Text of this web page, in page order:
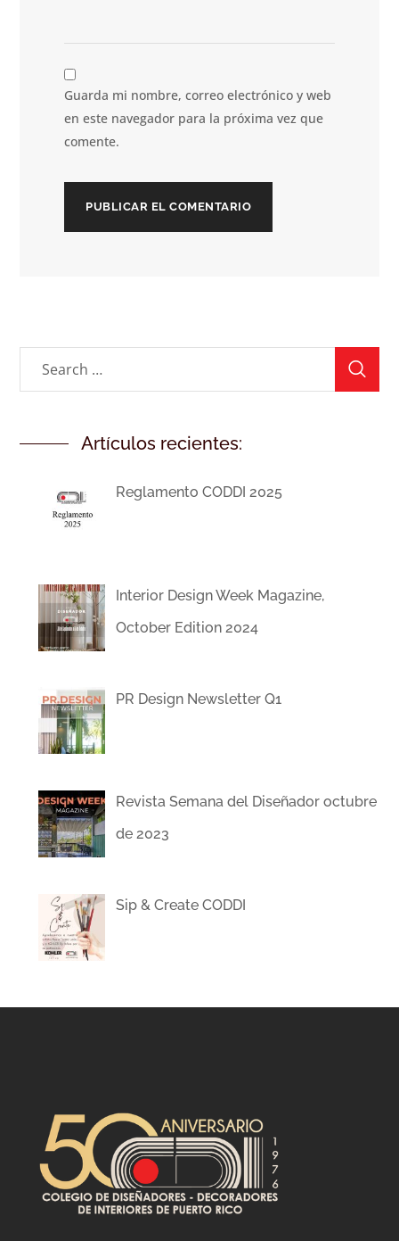
Guarda mi nombre, correo electrónico y web
en este navegador para la próxima vez que
comente.
Artículos recientes:
Reglamento CODDI 2025
Interior Design Week Magazine,
October Edition 2024
PR Design Newsletter Q1
Revista Semana del Diseñador octubre
de 2023
Sip & Create CODDI